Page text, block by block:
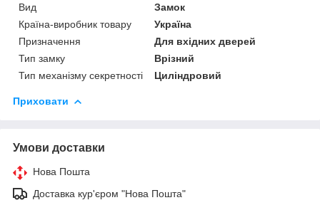
Вид
Замок
Країна-виробник товару
Україна
Призначення
Для вхідних дверей
Тип замку
Врізний
Тип механізму секретності
Циліндровий
Приховати
Умови доставки
Нова Пошта
Доставка кур'єром "Нова Пошта"